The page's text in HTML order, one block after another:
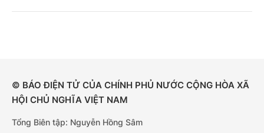
© BÁO ĐIỆN TỬ CỦA CHÍNH PHỦ NƯỚC CỘNG HÒA XÃ
HỘI CHỦ NGHĨA VIỆT NAM
Tổng Biên tập: Nguyễn Hồng Sâm